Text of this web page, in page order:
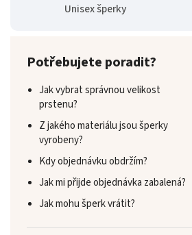
Unisex šperky
Potřebujete poradit?
Jak vybrat správnou velikost
prstenu?
Z jakého materiálu jsou šperky
vyrobeny?
Kdy objednávku obdržím?
Jak mi přijde objednávka zabalená?
Jak mohu šperk vrátit?